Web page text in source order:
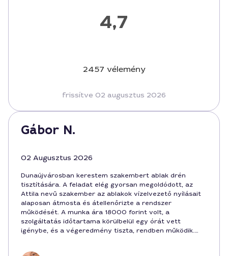
4,7
2457 vélemény
frissítve 02 augusztus 2026
Gábor N.
02 Augusztus 2026
Dunaújvárosban kerestem szakembert ablak drén
tisztítására. A feladat elég gyorsan megoldódott, az
Attila nevű szakember az ablakok vízelvezető nyílásait
alaposan átmosta és átellenőrizte a rendszer
működését. A munka ára 18000 forint volt, a
szolgáltatás időtartama körülbelül egy órát vett
igénybe, és a végeredmény tiszta, rendben működik.